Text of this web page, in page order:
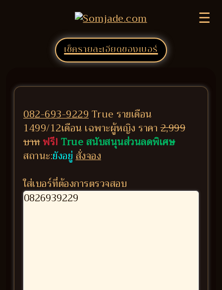
☰
เช็ครายละเอียดของเบอร์
082-693-9229True รายเดือน
1499/12เดือน เฉพาะผู้หญิง ราคา2,999
บาทฟรี! True สนับสนุนส่วนลดพิเศษ
สถานะ:ยังอยู่สั่งจอง
ใส่เบอร์ที่ต้องการตรวจสอบ